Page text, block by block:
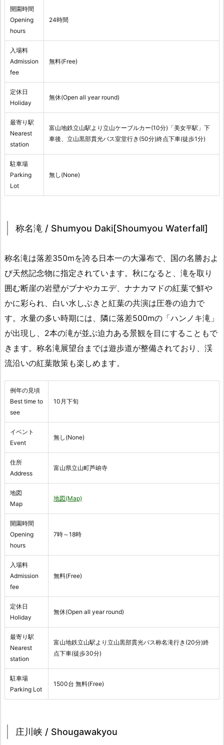
開園時間
Opening
hours
24時間
入場料
Admission
fee
無料(Free)
定休日
Holiday
無休(Open all year round)
最寄り駅
Nearest
station
富山地鉄立山駅より立山ケーブルカー(10分)「美女平駅」下
車後、立山黒部貫光バス室堂行き(50分)終点下車(徒歩1分)
駐車場
Parking
Lot
無し(None)
称名滝 / Shumyou Daki[Shoumyou Waterfall]
称名滝は落差350mを誇る日本一の大瀑布で、国の名勝およ
び天然記念物に指定されています。秋になると、滝を取り
囲む断崖の岩壁がブナやカエデ、ナナカマドの紅葉で鮮や
かに彩られ、白い水しぶきと紅葉の共演は圧巻の迫力で
す。水量の多い時期には、隣に落差500mの「ハンノキ滝」
が出現し、2本の滝が並ぶ迫力ある景観を目にすることもで
きます。称名滝展望台までは遊歩道が整備されており、渓
流沿いの紅葉散策も楽しめます。
例年の見頃
Best time to
see
10月下旬
イベント
Event
無し(None)
住所
Address
富山県立山町芦峅寺
地図
Map
地図(Map)
開園時間
Opening
hours
7時～18時
入場料
Admission
fee
無料(Free)
定休日
Holiday
無休(Open all year round)
最寄り駅
Nearest
station
富山地鉄立山駅より立山黒部貫光バス称名滝行き(20分)終
点下車(徒歩30分)
駐車場
Parking Lot
1500台 無料(Free)
庄川峡 / Shougawakyou